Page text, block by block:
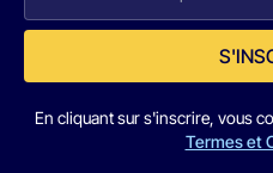
En cliquant sur s'inscrire, vous
Termes et